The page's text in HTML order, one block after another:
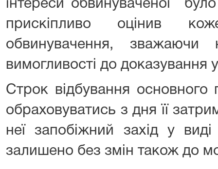
інтереси обвинуваченої
прискіпливо оцінив
обвинувачення, зважаючи
вимогливості до доказування
Строк відбування основного
обраховуватись з дня її
неї запобіжний захід у
залишено без змін також до